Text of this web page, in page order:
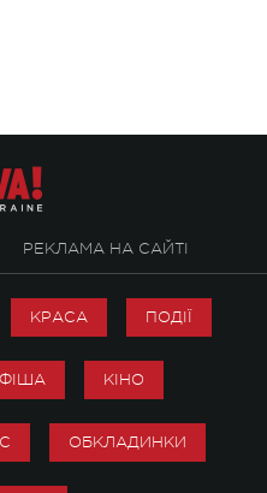
РЕКЛАМА НА САЙТІ
КРАСА ПОДІЇ
КІНО
ОБКЛАДИНКИ